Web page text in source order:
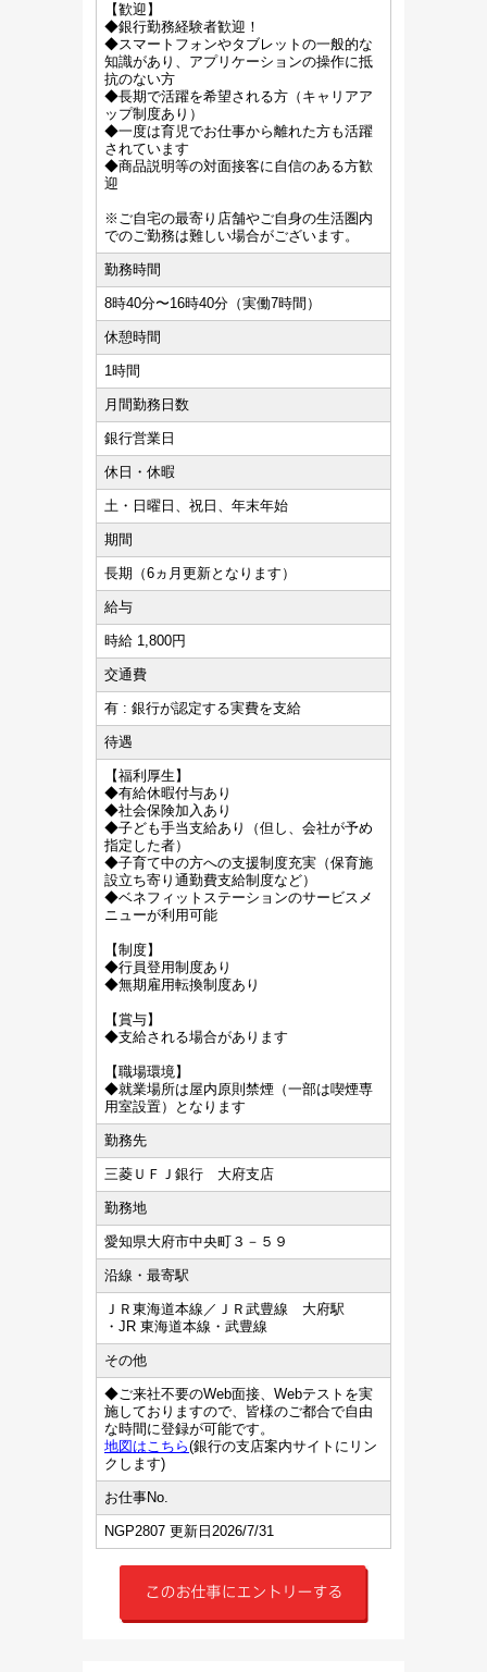
【歓迎】
◆銀行勤務経験者歓迎！
◆スマートフォンやタブレットの一般的な
知識があり、アプリケーションの操作に抵
抗のない方
◆長期で活躍を希望される方（キャリアア
ップ制度あり）
◆一度は育児でお仕事から離れた方も活躍
されています
◆商品説明等の対面接客に自信のある方歓
迎
※ご自宅の最寄り店舗やご自身の生活圏内
でのご勤務は難しい場合がございます。
勤務時間
8時40分〜16時40分（実働7時間）
休憩時間
1時間
月間勤務日数
銀行営業日
休日・休暇
土・日曜日、祝日、年末年始
期間
長期（6ヵ月更新となります）
給与
時給 1,800円
交通費
有 : 銀行が認定する実費を支給
待遇
【福利厚生】
◆有給休暇付与あり
◆社会保険加入あり
◆子ども手当支給あり（但し、会社が予め
指定した者）
◆子育て中の方への支援制度充実（保育施
設立ち寄り通勤費支給制度など）
◆ベネフィットステーションのサービスメ
ニューが利用可能
【制度】
◆行員登用制度あり
◆無期雇用転換制度あり
【賞与】
◆支給される場合があります
【職場環境】
◆就業場所は屋内原則禁煙（一部は喫煙専
用室設置）となります
勤務先
三菱ＵＦＪ銀行 大府支店
勤務地
愛知県大府市中央町３－５９
沿線・最寄駅
ＪＲ東海道本線／ＪＲ武豊線 大府駅
・JR 東海道本線・武豊線
その他
◆ご来社不要のWeb面接、Webテストを実
施しておりますので、皆様のご都合で自由
な時間に登録が可能です。
地図はこちら(銀行の支店案内サイトにリン
クします)
お仕事No.
NGP2807 更新日2026/7/31